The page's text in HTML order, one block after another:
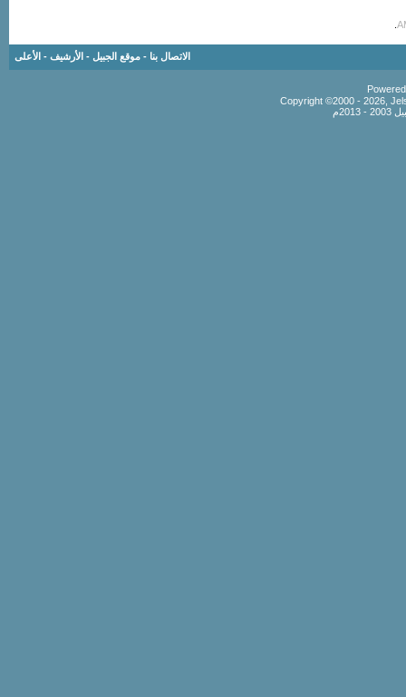
الاتصال بنا - موقع الجبيل - الأرشيف - الأعلى
Copyright ©2000 - 2026,